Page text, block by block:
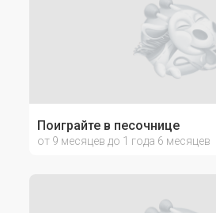
Поиграйте в песочнице
от 9 месяцев до 1 года 6 месяцев